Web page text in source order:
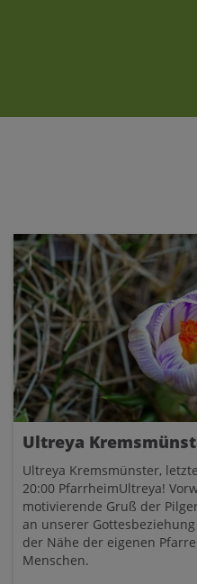
Ultreya
Ultreya Kremsmünster,
20:00 PfarrheimUltreya!
motivierende Gruß der
an unserer
der Nähe der eigenen
Menschen.